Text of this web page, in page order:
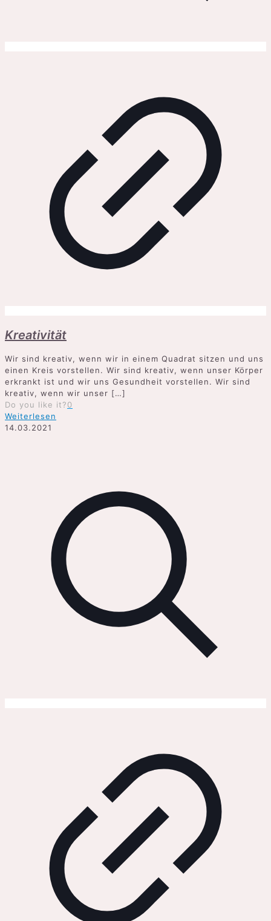
Kreativität
Wir sind kreativ, wenn wir in einem Quadrat sitzen und uns
einen Kreis vorstellen. Wir sind kreativ, wenn unser Körper
erkrankt ist und wir uns Gesundheit vorstellen. Wir sind
kreativ, wenn wir unser […]
Do you like it?0
Weiterlesen
14.03.2021